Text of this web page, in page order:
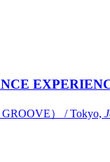
） / Tokyo,